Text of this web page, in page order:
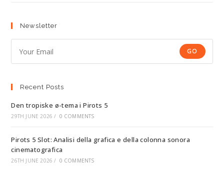
Newsletter
GO
Recent Posts
Den tropiske ø-tema i Pirots 5
29TH JUNE 2026 / 0 COMMENTS
Pirots 5 Slot: Analisi della grafica e della colonna sonora
cinematografica
26TH JUNE 2026 / 0 COMMENTS